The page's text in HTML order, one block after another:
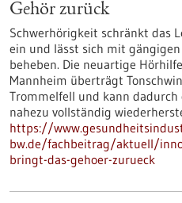
Gehör zurück
Schwerhörigkeit schränkt das
ein und lässt sich mit
beheben. Die neuartige
Mannheim überträgt
Trommelfell und kann
nahezu vollständig
https://
bw.de/fachbeitrag/aktuell/
bringt-das-gehoer-zurueck